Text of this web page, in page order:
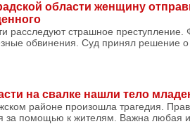
области женщину
расследуют страшное
обвинения. Суд принял решение о
на свалке нашли тело
районе произошла трагедия.
за помощью к жителям. Важна любая